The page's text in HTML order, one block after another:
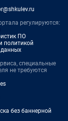
регулируются:
ПО
политикой
специальные
не требуются
без баннерной